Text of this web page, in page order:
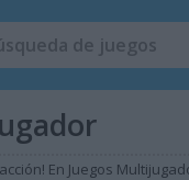
En Juegos